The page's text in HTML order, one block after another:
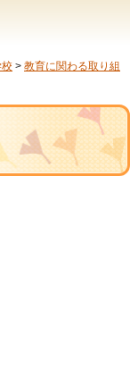
> 教育に関わる取り組